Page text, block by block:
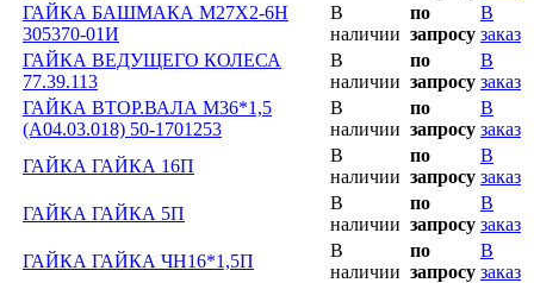
ГАЙКА БАШМАКА М27Х2-6Н
305370-01И
В
наличии
по
запросу
В
заказ
ГАЙКА ВЕДУЩЕГО КОЛЕСА
77.39.113
В
наличии
по
запросу
В
заказ
ГАЙКА ВТОР.ВАЛА М36*1,5
(А04.03.018) 50-1701253
В
наличии
по
запросу
В
заказ
ГАЙКА ГАЙКА 16П
В
наличии
по
запросу
В
заказ
ГАЙКА ГАЙКА 5П
В
наличии
по
запросу
В
заказ
ГАЙКА ГАЙКА ЧН16*1,5П
В
наличии
по
запросу
В
заказ